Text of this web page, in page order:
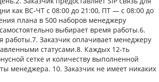
как ВС-ЧТ с 08:00 до 21:00, ПТ — с 08:00 до
плана в 500 наборов менеджеру
выбирает время работы.6.
работы.7. Заказчик оплачивает менеджеру
статусами.8. Каждых 12-ть
сетке и количеству выполненной
менеджера. 10. Заказчик не имеет никаких